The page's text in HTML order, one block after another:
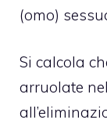
(omo)
Si calcola
arruolate